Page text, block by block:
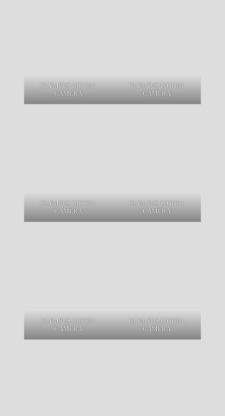
OLYMPUS DIGITAL
CAMERA
OLYMPUS DIGITAL
CAMERA
OLYMPUS DIGITAL
CAMERA
OLYMPUS DIGITAL
CAMERA
OLYMPUS DIGITAL
CAMERA
OLYMPUS DIGITAL
CAMERA